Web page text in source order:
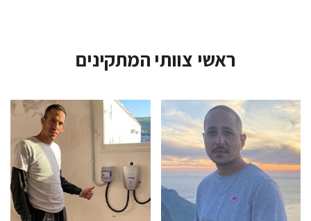
ראשי צוותי המתקינים